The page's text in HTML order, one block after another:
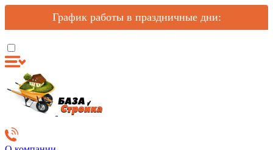
График работы в праздничные дни: